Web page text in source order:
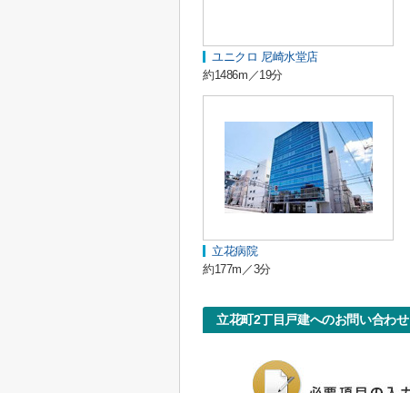
ユニクロ 尼崎水堂店
約1486m／19分
立花病院
約177m／3分
立花町2丁目戸建へのお問い合わせ